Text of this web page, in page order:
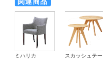
ミハリカ
スカッシュテ